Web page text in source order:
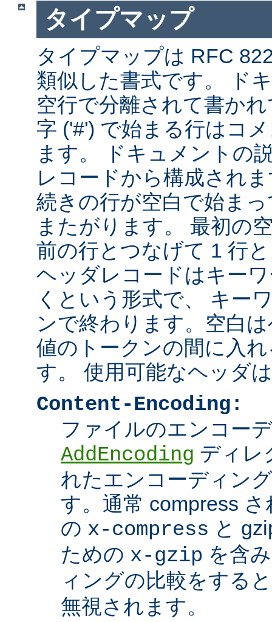
タイプマップ
タイプマップは RFC
類似した書式です。 ド
空行で分離されて書か
字 ('#') で始まる行はコ
ます。 ドキュメントの
レコードから構成され
続きの行が空白で始ま
またがります。 最初の
前の行とつなげて 1 行
ヘッダレコードはキー
くという形式で、 キー
ンで終わります。空白
値のトークンの間に入
す。 使用可能なヘッダ
Content-Encoding:
ファイルのエンコー
AddEncoding ディレ
れたエンコーディン
す。通常 compress
の x-compress と
ための x-gzip を含
ィングの比較をする
無視されます。